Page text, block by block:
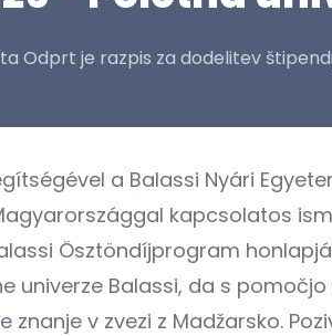
Odprt je razpis za dodelitev
a Balassi Nyári
kapcsolatos
Ösztöndíjprogram
univerze Balassi, da s
v zvezi z Madžarsko.